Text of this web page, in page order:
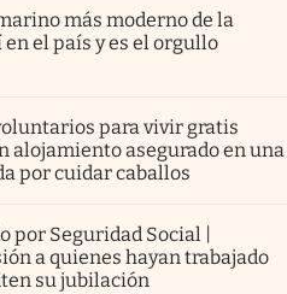
más moderno de la
el país y es el orgullo
para vivir gratis
alojamiento asegurado en una
por cuidar caballos
por Seguridad Social |
a quienes hayan trabajado
su jubilación